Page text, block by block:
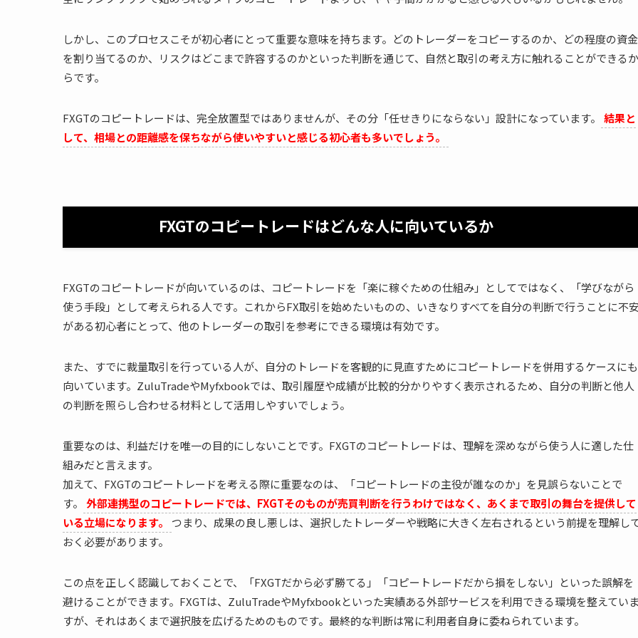
しかし、このプロセスこそが初心者にとって重要な意味を持ちます。どのトレーダーをコピーするのか、どの程度の資金
を割り当てるのか、リスクはどこまで許容するのかといった判断を通じて、自然と取引の考え方に触れることができるか
らです。
FXGTのコピートレードは、完全放置型ではありませんが、その分「任せきりにならない」設計になっています。
結果と
して、相場との距離感を保ちながら使いやすいと感じる初心者も多いでしょう。
FXGTのコピートレードはどんな人に向いているか
FXGTのコピートレードが向いているのは、コピートレードを「楽に稼ぐための仕組み」としてではなく、「学びながら
使う手段」として考えられる人です。これからFX取引を始めたいものの、いきなりすべてを自分の判断で行うことに不
がある初心者にとって、他のトレーダーの取引を参考にできる環境は有効です。
また、すでに裁量取引を行っている人が、自分のトレードを客観的に見直すためにコピートレードを併用するケースにも
向いています。ZuluTradeやMyfxbookでは、取引履歴や成績が比較的分かりやすく表示されるため、自分の判断と他人
の判断を照らし合わせる材料として活用しやすいでしょう。
重要なのは、利益だけを唯一の目的にしないことです。FXGTのコピートレードは、理解を深めながら使う人に適した仕
組みだと言えます。
加えて、FXGTのコピートレードを考える際に重要なのは、「コピートレードの主役が誰なのか」を見誤らないことで
す。
外部連携型のコピートレードでは、FXGTそのものが売買判断を行うわけではなく、あくまで取引の舞台を提供して
いる立場になります。
つまり、成果の良し悪しは、選択したトレーダーや戦略に大きく左右されるという前提を理解し
おく必要があります。
この点を正しく認識しておくことで、「FXGTだから必ず勝てる」「コピートレードだから損をしない」といった誤解を
避けることができます。FXGTは、ZuluTradeやMyfxbookといった実績ある外部サービスを利用できる環境を整えてい
すが、それはあくまで選択肢を広げるためのものです。最終的な判断は常に利用者自身に委ねられています。